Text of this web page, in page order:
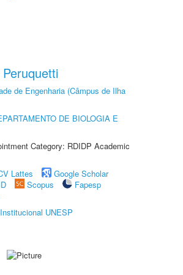
de Engenharia (Câmpus de Ilha
DE BIOLOGIA E
Category: RDIDP Academic
Lattes
Google Scholar
Scopus
Fapesp
UNESP